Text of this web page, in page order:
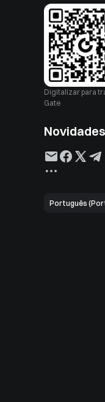
Digitalizar para
Gate
Novidades
Português